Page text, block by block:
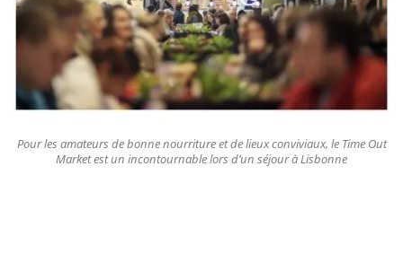
Pour les amateurs de bonne nourriture et de lieux conviviaux, le Time Out
Marketest un incontournable lors d’un séjour àLisbonne